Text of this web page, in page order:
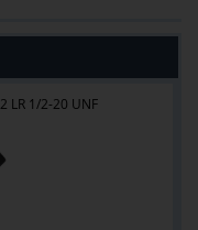
LR 1/2-20 UNF